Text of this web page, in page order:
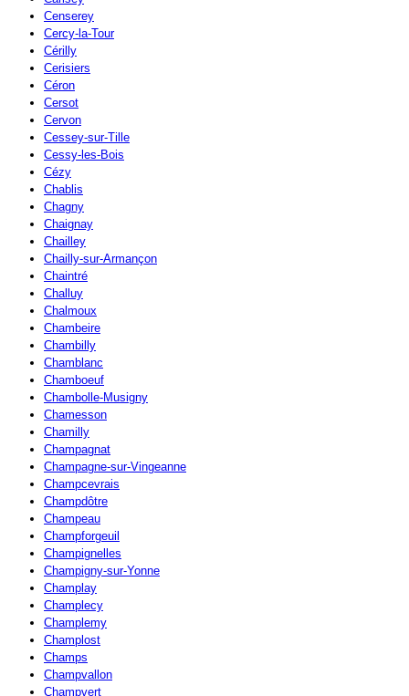
Censerey
Cercy-la-Tour
Cérilly
Cerisiers
Céron
Cersot
Cervon
Cessey-sur-Tille
Cessy-les-Bois
Cézy
Chablis
Chagny
Chaignay
Chailley
Chailly-sur-Armançon
Chaintré
Challuy
Chalmoux
Chambeire
Chambilly
Chamblanc
Chamboeuf
Chambolle-Musigny
Chamesson
Chamilly
Champagnat
Champagne-sur-Vingeanne
Champcevrais
Champdôtre
Champeau
Champforgeuil
Champignelles
Champigny-sur-Yonne
Champlay
Champlecy
Champlemy
Champlost
Champs
Champvallon
Champvert